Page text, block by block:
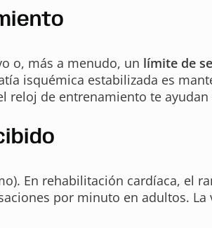
o, más a menudo, un límite de
isquémica estabilizada es
reloj de entrenamiento te
En rehabilitación cardíaca, el
por minuto en adultos.